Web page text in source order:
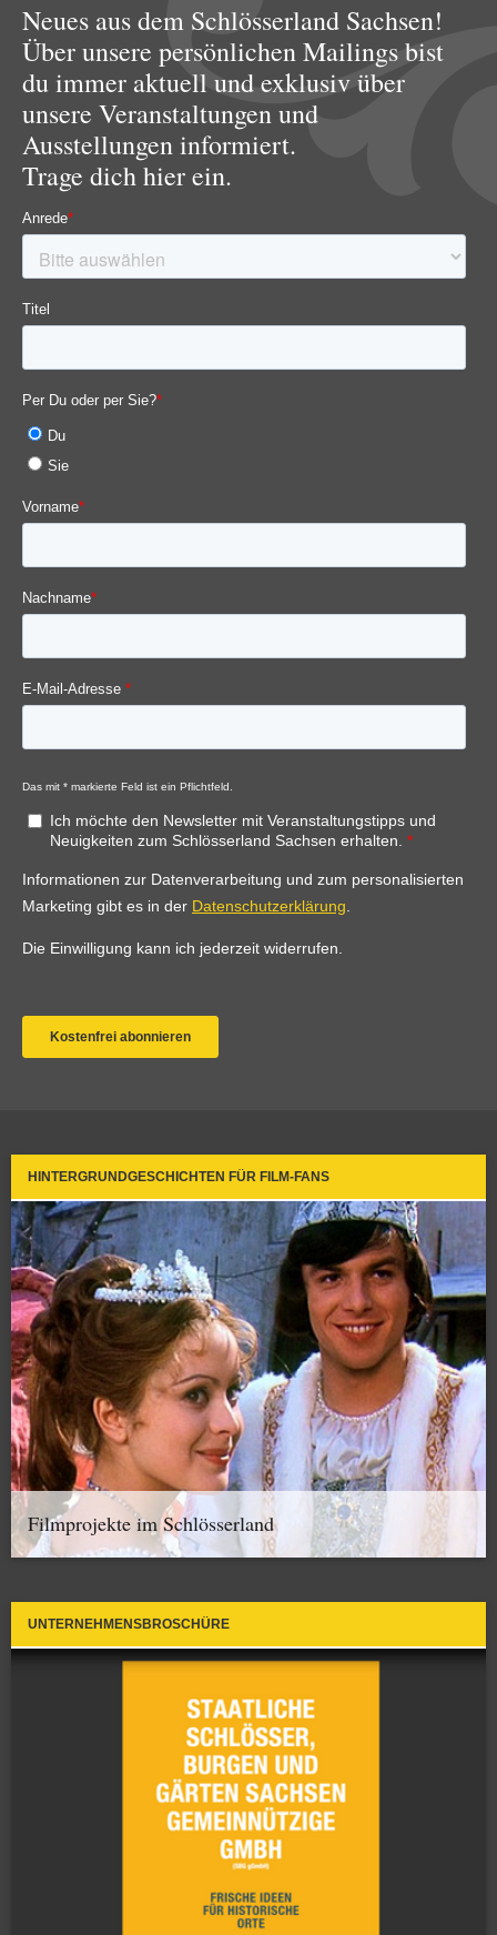
Neues aus dem Schlösserland Sachsen!
Über unsere persönlichen Mailings bist
du immer aktuell und exklusiv über
unsere Veranstaltungen und
Ausstellungen informiert.
Trage dich hier ein.
HINTERGRUNDGESCHICHTEN FÜR FILM-FANS
Filmprojekte im Schlösserland
UNTERNEHMENSBROSCHÜRE